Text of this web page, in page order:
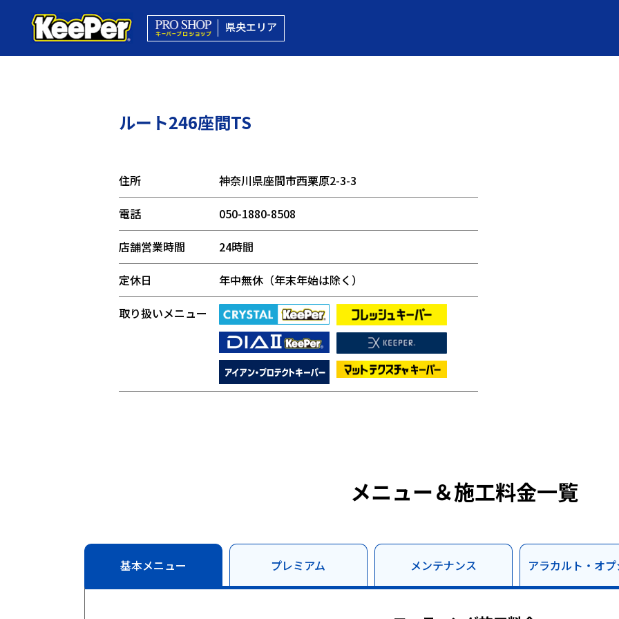
県央エリア
ルート246座間TS
住所
神奈川県座間市西栗原2-3-3
電話
050-1880-8508
店舗営業時間
24時間
定休日
年中無休（年末年始は除く）
取り扱いメニュー
メニュー＆施工料金一覧
基本メニュー プレミアム メンテナンス アラカルト・オ